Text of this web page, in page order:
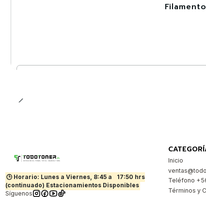
🕒 Horario: Lunes a Viernes, 8:45 a
17:50 hrs
(continuado) Estacionamientos Disponibles
Síguenos
Inicio
Teléfono
Términos y